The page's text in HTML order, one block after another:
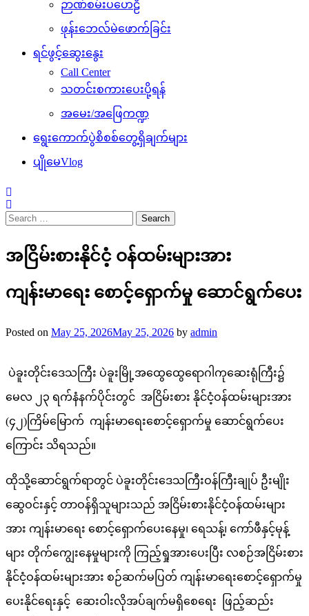
ဉာဏ်စမ်းပဟေဠိ
ဖုန်းဘေလ်မဲဖောက်ခြင်း
ရင်ဖွင့်ဆွေးနွေး
Call Center
သတင်းစကားပေးပို့ရန်
အမေး/အဖြေကဏ္ဍ
ရွေးကောက်ပွဲစိစစ်တွေ့ရှိချက်များ
ပျိုမေVlog
Search
for:
အငြိမ်းစားနိုင်ငံ့ ဝန်ထမ်းများအား
ကျန်းမာရေး စောင့်ရှောက်မှု ဆောင်ရွက်ပေး
Posted on May 25, 2026May 25, 2026 by admin
ပဲခူးတိုင်းဒေသကြီး ပဲခူးမြို့အထွေထွေရောဂါကုဆေးရုံကြီး၌
မေလ ၂၃ ရက်နံနက်ပိုင်းတွင် အငြိမ်းစား နိုင်ငံ့ဝန်ထမ်းများအား
(၄၂)ကြိမ်မြောက် ကျန်းမာရေးစောင့်ရှောက်မှု ဆောင်ရွက်ပေး
ကြောင်း သိရသည်။
ထိုသို့ဆောင်ရွက်ရာတွင် ပဲခူးတိုင်းဒေသကြီးဝန်ကြီးချုပ် ဦးမျိုး
ဆွေဝင်းနှင့် တာဝန်ရှိသူများသည် အငြိမ်းစားနိုင်ငံ့ဝန်ထမ်းများ
အား ကျန်းမာရေး စောင့်ရှောက်ပေးနေမှု၊ ရေသန့်၊ ကော်ဖီနှင့်မုန့်
များ တိုက်ကျွေးနေမှုများကို ကြည့်ရှုအားပေးပြီး လစဉ်အငြိမ်းစား
နိုင်ငံ့ဝန်ထမ်းများအား စဉ်ဆက်မပြတ် ကျန်းမာရေးစောင့်ရှောက်မှု
ပေးနိုင်ရေးနှင့် ဆေးဝါးလိုအပ်ချက်မရှိစေရေး ဖြည့်ဆည်း